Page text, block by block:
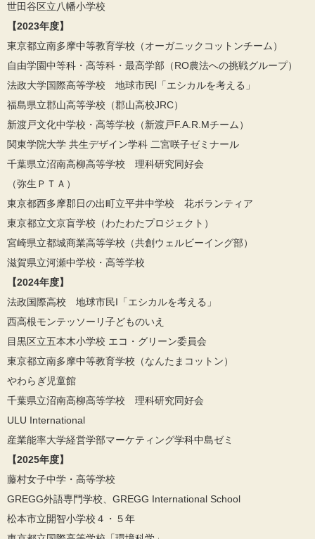
世田谷区立八幡小学校
【2023年度】
東京都立南多摩中等教育学校（オーガニックコットンチーム）
自由学園中等科・高等科・最高学部（RO農法への挑戦グループ）
法政大学国際高等学校 地球市民Ⅰ「エシカルを考える」
福島県立郡山高等学校（郡山高校JRC）
新渡戸文化中学校・高等学校（新渡戸F.A.R.Mチーム）
関東学院大学 共生デザイン学科 二宮咲子ゼミナール
千葉県立沼南高柳高等学校 理科研究同好会
（弥生ＰＴＡ）
東京都西多摩郡日の出町立平井中学校 花ボランティア
東京都立文京盲学校（わたわたプロジェクト）
宮崎県立都城商業高等学校（共創ウェルビーイング部）
滋賀県立河瀬中学校・高等学校
【2024年度】
法政国際高校 地球市民I「エシカルを考える」
西高根モンテッソーリ子どものいえ
目黒区立五本木小学校 エコ・グリーン委員会
東京都立南多摩中等教育学校（なんたまコットン）
やわらぎ児童館
千葉県立沼南高柳高等学校 理科研究同好会
ULU International
産業能率大学経営学部マーケティング学科中島ゼミ
【2025年度】
藤村女子中学・高等学校
GREGG外語専門学校、GREGG International School
松本市立開智小学校４・５年